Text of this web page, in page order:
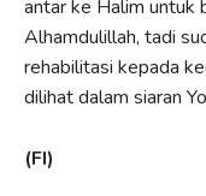
antar ke Halim untuk
Alhamdulillah, tadi
rehabilitasi kepada
dilihat dalam siaran
(FI)